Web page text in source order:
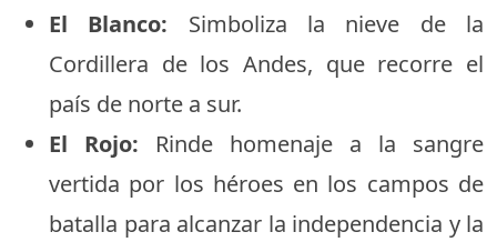
El Blanco: Simboliza la nieve de la
Cordillera de los Andes, que recorre el
país de norte a sur.
El Rojo: Rinde homenaje a la sangre
vertida por los héroes en los campos de
batalla para alcanzar la independencia y la